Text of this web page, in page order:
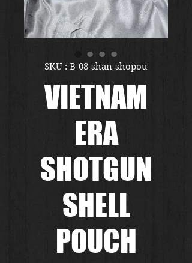
SKU : B-08-shan-shopou
VIETNAM
ERA
SHOTGUN
SHELL
POUCH